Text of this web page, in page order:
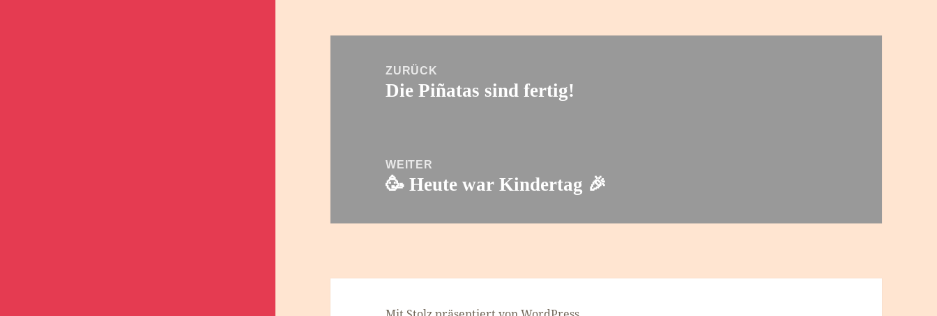
ZURÜCK
Vorheriger
Die Piñatas sind fertig!
WEITER
Nächster
🥳 Heute war Kindertag 🎉